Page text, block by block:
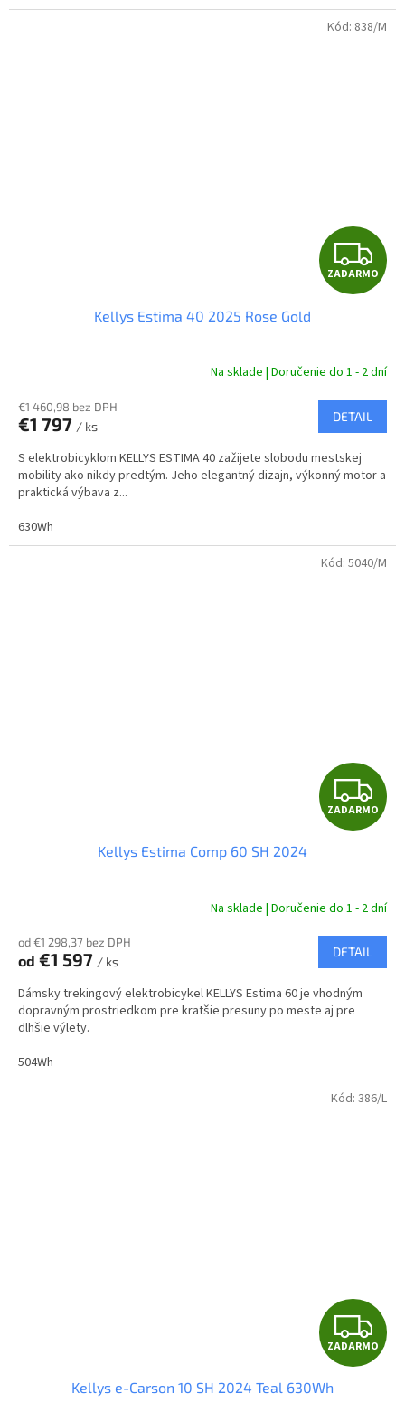
Z
A
A
R
M
O
ZADARMO
Kellys Estima 40 2025 Rose Gold
Na sklade | Doručenie do 1 - 2 dní
€1 460,98 bez DPH
€1 797 / ks
DETAIL
S elektrobicyklom KELLYS ESTIMA 40 zažijete slobodu mestskej
mobility ako nikdy predtým. Jeho elegantný dizajn, výkonný motor a
praktická výbava z...
630Wh
Kód: 838/M
Z
A
A
R
M
ZADARMO
Kellys Estima Comp 60 SH 2024
Na sklade | Doručenie do 1 - 2 dní
od €1 298,37 bez DPH
od €1 597 / ks
DETAIL
Dámsky trekingový elektrobicykel KELLYS Estima 60 je vhodným
dopravným prostriedkom pre kratšie presuny po meste aj pre
dlhšie výlety.
504Wh
Kód: 5040/M
Z
A
ZADARMO
Kellys e-Carson 10 SH 2024 Teal 630Wh
Kód: 386/L